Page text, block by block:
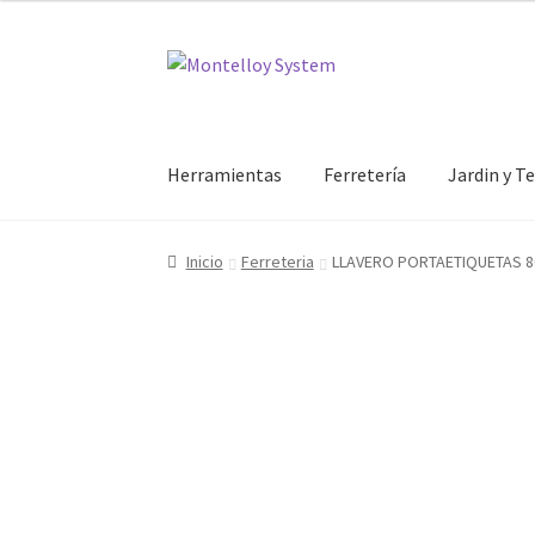
Ir
Ir
Herramientas Ferretería Jardin y
Inicio Ferreteria LLAVERO PORTAETIQUETAS